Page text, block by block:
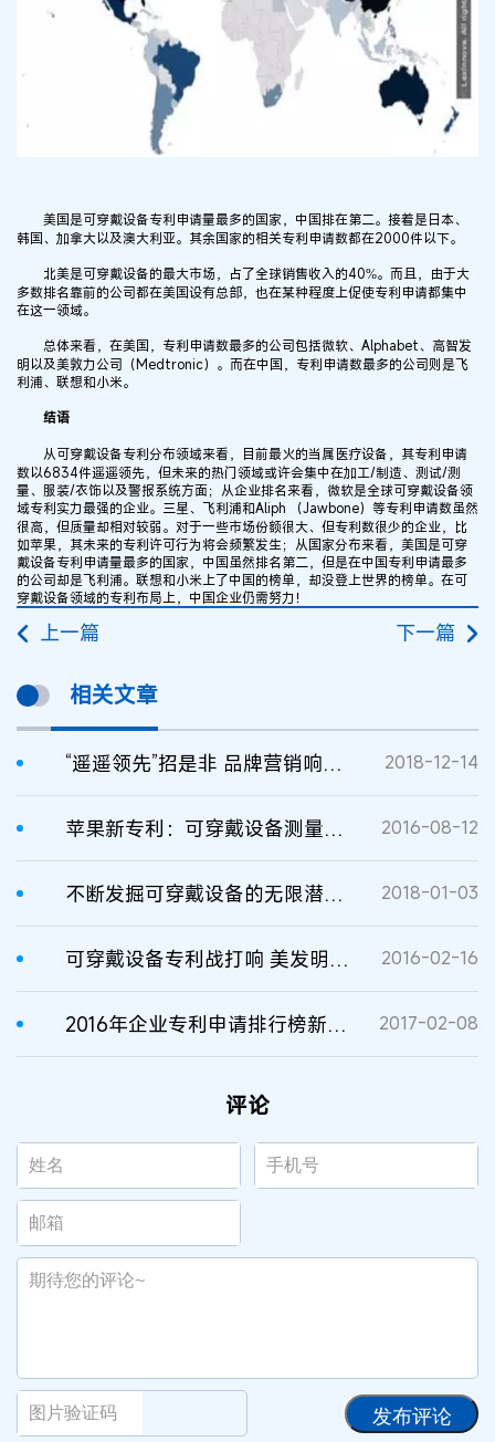
美国是可穿戴设备专利申请量最多的国家，中国排在第二。接着是日本、
韩国、加拿大以及澳大利亚。其余国家的相关专利申请数都在2000件以下。
北美是可穿戴设备的最大市场，占了全球销售收入的40%。而且，由于大
多数排名靠前的公司都在美国设有总部，也在某种程度上促使专利申请都集中
在这一领域。
总体来看，在美国，专利申请数最多的公司包括微软、Alphabet、高智发
明以及美敦力公司（Medtronic）。而在中国，专利申请数最多的公司则是飞
利浦、联想和小米。
结语
从可穿戴设备专利分布领域来看，目前最火的当属医疗设备，其专利申请
数以6834件遥遥领先，但未来的热门领域或许会集中在加工/制造、测试/测
量、服装/衣饰以及警报系统方面；从企业排名来看，微软是全球可穿戴设备领
域专利实力最强的企业。三星、飞利浦和Aliph （Jawbone）等专利申请数虽然
很高，但质量却相对较弱。对于一些市场份额很大、但专利数很少的企业，比
如苹果，其未来的专利许可行为将会频繁发生；从国家分布来看，美国是可穿
戴设备专利申请量最多的国家，中国虽然排名第二，但是在中国专利申请最多
的公司却是飞利浦。联想和小米上了中国的榜单，却没登上世界的榜单。在可
穿戴设备领域的专利布局上，中国企业仍需努力！
上一篇 下一篇
相关文章
“遥遥领先”招是非 品牌营销响警钟 2018-12-14
苹果新专利：可穿戴设备测量心电图数据 2016-08-12
不断发掘可穿戴设备的无限潜能，苹果有望推可穿戴触控板 2018-01-03
可穿戴设备专利战打响 美发明人起诉中日美韩17家科技企业侵权 2016-02-16
2016年企业专利申请排行榜新鲜出炉 中国企业拼专利赢市场 2017-02-08
评论
发布评论